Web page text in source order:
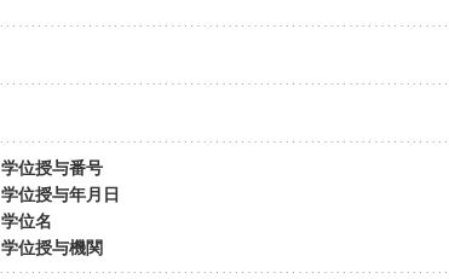
学位授与番号
学位授与年月日
学位名
学位授与機関